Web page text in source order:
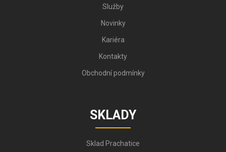
Služby
Novinky
Kariéra
Kontakty
Obchodní podmínky
SKLADY
Sklad Prachatice